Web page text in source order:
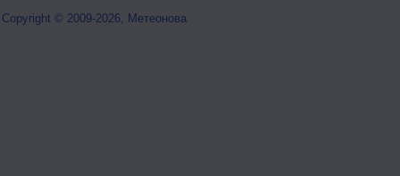
Copyright © 2009-2026, Метеонова